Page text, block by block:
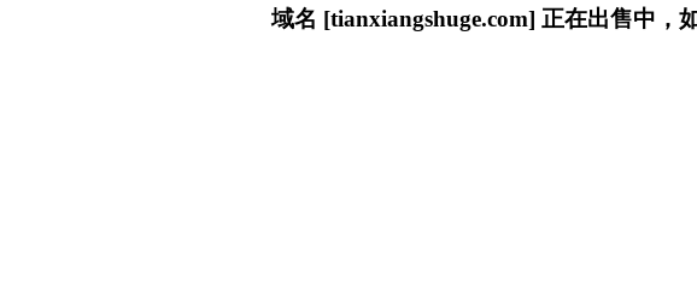
域名 [tianxiangshuge.com] 正在出售中，